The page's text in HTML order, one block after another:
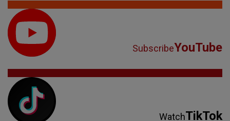
SubscribeYouTube
WatchTikTok